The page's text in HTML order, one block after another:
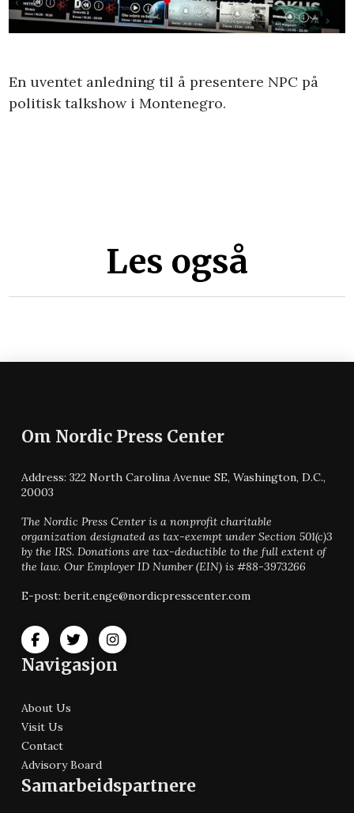
En uventet anledning til å presentere NPC på
politisk talkshow i Montenegro.
Les også
Om Nordic Press Center
Address: 322 North Carolina Avenue SE, Washington, D.C.,
20003
The Nordic Press Center is a nonprofit charitable
organization designated as tax-exempt under Section 501(c)3
by the IRS. Donations are tax-deductible to the full extent of
the law. Our Employer ID Number (EIN) is #88-3973266
E-post: berit.enge@nordicpresscenter.com
Navigasjon
About Us
Visit Us
Contact
Advisory Board
Samarbeidspartnere